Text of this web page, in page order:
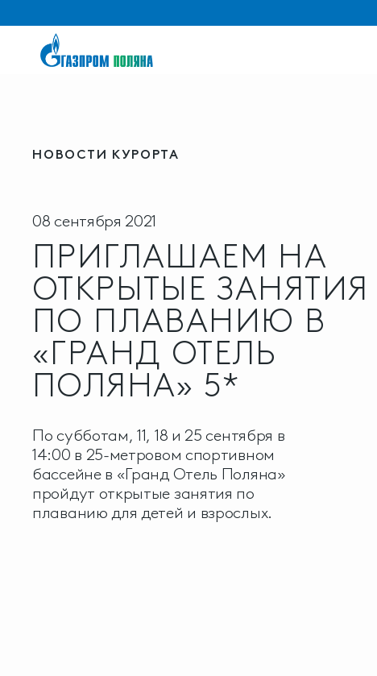
НОВОСТИ КУРОРТА
08 сентября 2021
ПРИГЛАШАЕМ НА
ОТКРЫТЫЕ ЗАНЯТИЯ
ПО ПЛАВАНИЮ В
«ГРАНД ОТЕЛЬ
ПОЛЯНА» 5*
По субботам, 11, 18 и 25 сентября в
14:00 в 25-метровом спортивном
бассейне в «Гранд Отель Поляна»
пройдут открытые занятия по
плаванию для детей и взрослых.